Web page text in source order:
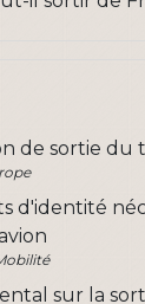
de sortie du
d'identité
sur la